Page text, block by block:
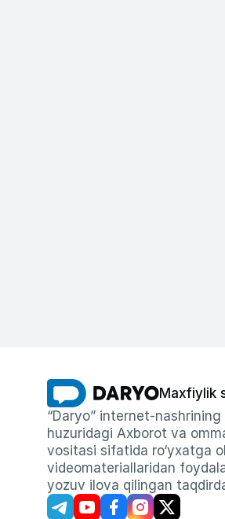
Maxfiylik
“Daryo” internet-
huzuridagi Axborot va
vositasi sifatida ro‘yxatga
videomateriallaridan
yozuv ilova qilingan taqdirda